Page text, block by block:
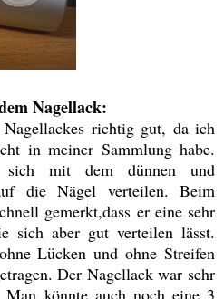
Nagellack:
richtig gut, da ich
in meiner Sammlung habe.
sich mit dem dünnen und
die Nägel verteilen. Beim
gemerkt,dass er eine sehr
sich aber gut verteilen lässt.
Lücken und ohne Streifen
Der Nagellack war sehr
könnte auch noch eine 3